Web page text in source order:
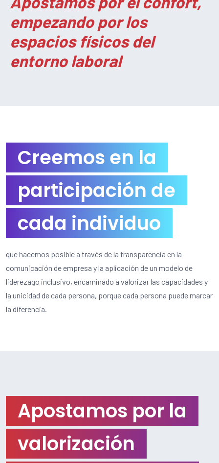
empezando por los
espacios físicos del
entorno laboral
Creemos en la
participación de
cada individuo
que hacemos posible a través de la transparencia en la
comunicación de empresa y la aplicación de un modelo de
liderezago inclusivo, encaminado a valorizar las capacidades y
la unicidad de cada persona, porque cada persona puede marcar
la diferencia.
Apostamos por la
valorización